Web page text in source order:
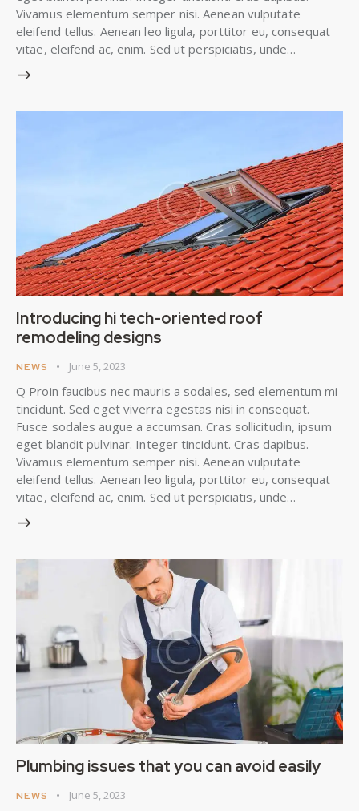
Vivamus elementum semper nisi. Aenean vulputate
eleifend tellus. Aenean leo ligula, porttitor eu, consequat
vitae, eleifend ac, enim. Sed ut perspiciatis, unde…
Introducing hi tech-oriented roof
remodeling designs
NEWS June 5, 2023
Q Proin faucibus nec mauris a sodales, sed elementum mi
tincidunt. Sed eget viverra egestas nisi in consequat.
Fusce sodales augue a accumsan. Cras sollicitudin, ipsum
eget blandit pulvinar. Integer tincidunt. Cras dapibus.
Vivamus elementum semper nisi. Aenean vulputate
eleifend tellus. Aenean leo ligula, porttitor eu, consequat
vitae, eleifend ac, enim. Sed ut perspiciatis, unde…
Plumbing issues that you can avoid easily
NEWS June 5, 2023